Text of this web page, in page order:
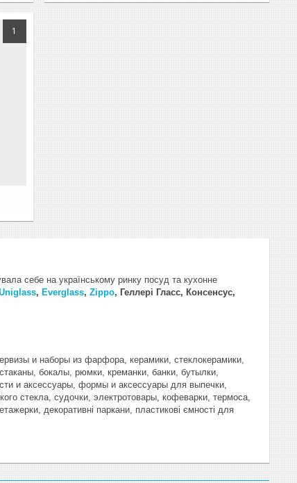
1
себе на українському ринку посуд та кухонне
, Everglass, Zippo, Геллері Гласс, Консенсус,
и наборы из фарфора, керамики, стеклокерамики,
бокалы, рюмки, креманки, банки, бутылки,
и аксессуары, формы и аксессуары для выпечки,
стекла, судочки, электротовары, кофеварки, термоса,
декоративні паркани, пластикові ємності для